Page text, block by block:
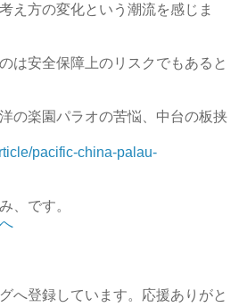
え方の変化という潮流を感じま
は安全保障上のリスクでもあると
の楽園パラオの苦悩、中台の板挟
pacific-china-palau-
、です。
へ登録しています。応援ありがと